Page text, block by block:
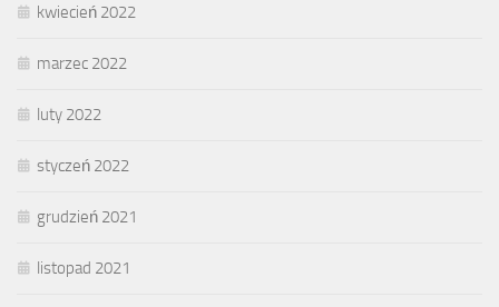
kwiecień 2022
marzec 2022
luty 2022
styczeń 2022
grudzień 2021
listopad 2021